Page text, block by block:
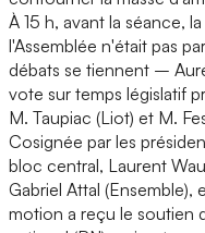
À 15 h, avant la séance,
l'Assemblée n'était pas
débats se tiennent –
vote sur temps législatif
M. Taupiac (Liot) et M.
Cosignée par les
bloc central, Laurent
Gabriel Attal (Ensemble),
motion a reçu le soutien